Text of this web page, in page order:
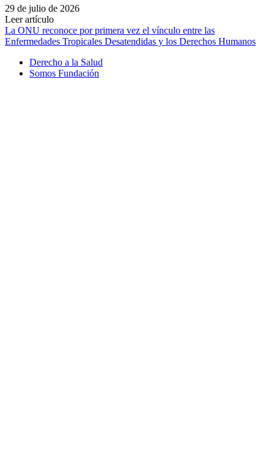
29 de julio de 2026
Leer artículo
La ONU reconoce por primera vez el vínculo entre las
Enfermedades Tropicales Desatendidas y los Derechos Humanos
Derecho a la Salud
Somos Fundación